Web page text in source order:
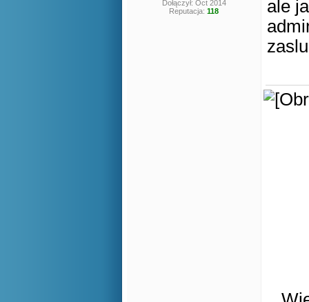
Dołączył: Oct 2014
Reputacja: 118
ale